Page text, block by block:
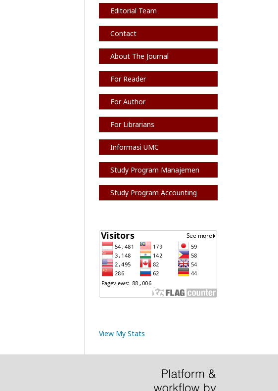
Editorial Team
Contact
About The Journal
For Reader
For Author
For Librarians
Informasi UMC
Study Program Manajemen
Study Program Accounting
View My Stats